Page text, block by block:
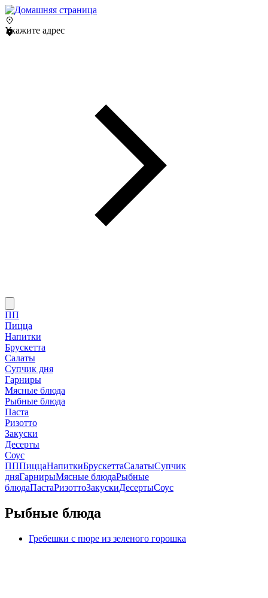
Укажите адрес
ПП
Пицца
Напитки
Брускетта
Салаты
Супчик дня
Гарниры
Мясные блюда
Рыбные блюда
Паста
Ризотто
Закуски
Десерты
Соус
ПППиццаНапиткиБрускеттаСалатыСупчик
дняГарнирыМясные блюдаРыбные
блюдаПастаРизоттоЗакускиДесертыСоус
Рыбные блюда
Гребешки с пюре из зеленого горошка